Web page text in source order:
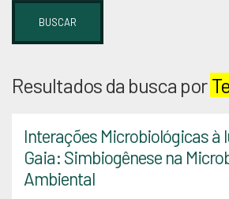
BUSCAR
Resultados da busca por
Interações Microbiológicas à
Gaia: Simbiogênese na
Ambiental